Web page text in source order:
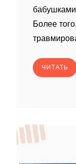
бабушками
Более
ЧИТАТЬ